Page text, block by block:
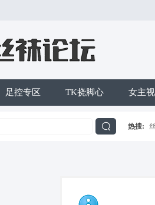
足控专区 TK挠脚心 女主
热搜: